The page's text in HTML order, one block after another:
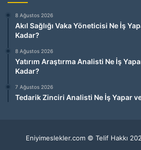
8 Ağustos 2026
Akıl Sağlığı Vaka Yöneticisi Ne İş
Kadar?
8 Ağustos 2026
Yatırım Araştırma Analisti Ne İş
Kadar?
7 Ağustos 2026
Tedarik Zinciri Analisti Ne İş Yapar
Eniyimeslekler.com © Telif Hakkı